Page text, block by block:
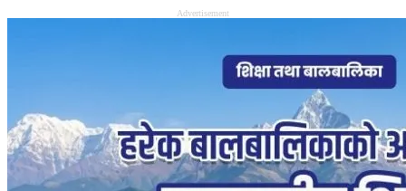
Advertisement